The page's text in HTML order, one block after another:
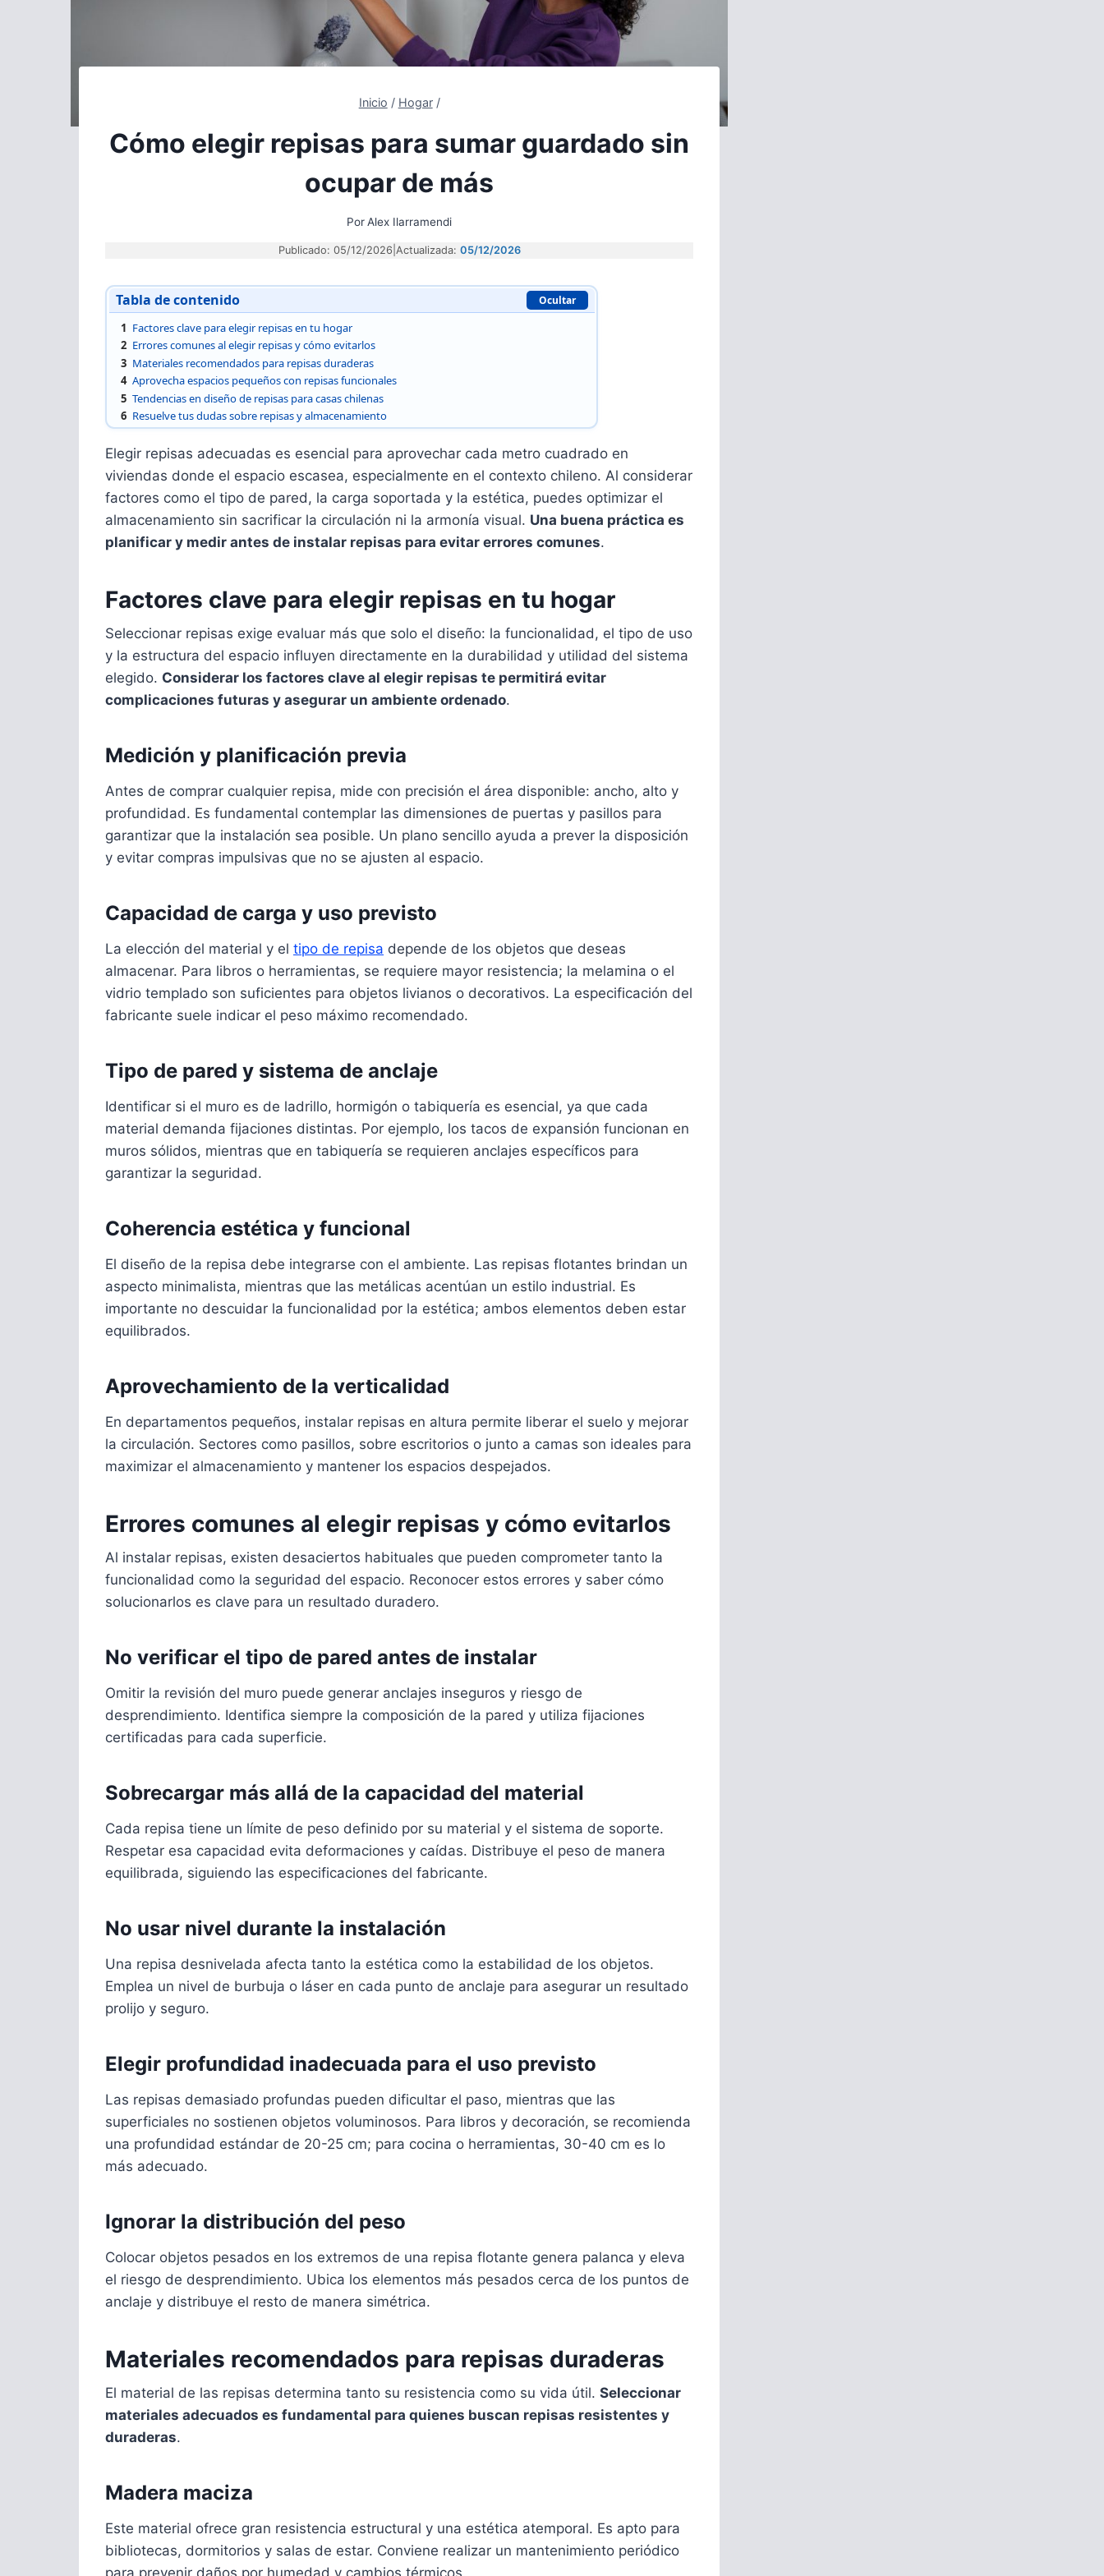
Inicio / Hogar /
Cómo elegir repisas para sumar guardado sin
ocupar de más
Por Alex Ilarramendi
Publicado: 05/12/2026 Actualizada: 05/12/2026
Tabla de contenido Ocultar
1 Factores clave para elegir repisas en tu hogar
2 Errores comunes al elegir repisas y cómo evitarlos
3 Materiales recomendados para repisas duraderas
4 Aprovecha espacios pequeños con repisas funcionales
5 Tendencias en diseño de repisas para casas chilenas
6 Resuelve tus dudas sobre repisas y almacenamiento
Elegir repisas adecuadas es esencial para aprovechar cada metro cuadrado en
viviendas donde el espacio escasea, especialmente en el contexto chileno. Al considerar
factores como el tipo de pared, la carga soportada y la estética, puedes optimizar el
almacenamiento sin sacrificar la circulación ni la armonía visual. Una buena práctica es
planificar y medir antes de instalar repisas para evitar errores comunes.
Factores clave para elegir repisas en tu hogar
Seleccionar repisas exige evaluar más que solo el diseño: la funcionalidad, el tipo de uso
y la estructura del espacio influyen directamente en la durabilidad y utilidad del sistema
elegido. Considerar los factores clave al elegir repisas te permitirá evitar
complicaciones futuras y asegurar un ambiente ordenado.
Medición y planificación previa
Antes de comprar cualquier repisa, mide con precisión el área disponible: ancho, alto y
profundidad. Es fundamental contemplar las dimensiones de puertas y pasillos para
garantizar que la instalación sea posible. Un plano sencillo ayuda a prever la disposición
y evitar compras impulsivas que no se ajusten al espacio.
Capacidad de carga y uso previsto
La elección del material y el tipo de repisa depende de los objetos que deseas
almacenar. Para libros o herramientas, se requiere mayor resistencia; la melamina o el
vidrio templado son suficientes para objetos livianos o decorativos. La especificación del
fabricante suele indicar el peso máximo recomendado.
Tipo de pared y sistema de anclaje
Identificar si el muro es de ladrillo, hormigón o tabiquería es esencial, ya que cada
material demanda fijaciones distintas. Por ejemplo, los tacos de expansión funcionan en
muros sólidos, mientras que en tabiquería se requieren anclajes específicos para
garantizar la seguridad.
Coherencia estética y funcional
El diseño de la repisa debe integrarse con el ambiente. Las repisas flotantes brindan un
aspecto minimalista, mientras que las metálicas acentúan un estilo industrial. Es
importante no descuidar la funcionalidad por la estética; ambos elementos deben estar
equilibrados.
Aprovechamiento de la verticalidad
En departamentos pequeños, instalar repisas en altura permite liberar el suelo y mejorar
la circulación. Sectores como pasillos, sobre escritorios o junto a camas son ideales para
maximizar el almacenamiento y mantener los espacios despejados.
Errores comunes al elegir repisas y cómo evitarlos
Al instalar repisas, existen desaciertos habituales que pueden comprometer tanto la
funcionalidad como la seguridad del espacio. Reconocer estos errores y saber cómo
solucionarlos es clave para un resultado duradero.
No verificar el tipo de pared antes de instalar
Omitir la revisión del muro puede generar anclajes inseguros y riesgo de
desprendimiento. Identifica siempre la composición de la pared y utiliza fijaciones
certificadas para cada superficie.
Sobrecargar más allá de la capacidad del material
Cada repisa tiene un límite de peso definido por su material y el sistema de soporte.
Respetar esa capacidad evita deformaciones y caídas. Distribuye el peso de manera
equilibrada, siguiendo las especificaciones del fabricante.
No usar nivel durante la instalación
Una repisa desnivelada afecta tanto la estética como la estabilidad de los objetos.
Emplea un nivel de burbuja o láser en cada punto de anclaje para asegurar un resultado
prolijo y seguro.
Elegir profundidad inadecuada para el uso previsto
Las repisas demasiado profundas pueden dificultar el paso, mientras que las
superficiales no sostienen objetos voluminosos. Para libros y decoración, se recomienda
una profundidad estándar de 20-25 cm; para cocina o herramientas, 30-40 cm es lo
más adecuado.
Ignorar la distribución del peso
Colocar objetos pesados en los extremos de una repisa flotante genera palanca y eleva
el riesgo de desprendimiento. Ubica los elementos más pesados cerca de los puntos de
anclaje y distribuye el resto de manera simétrica.
Materiales recomendados para repisas duraderas
El material de las repisas determina tanto su resistencia como su vida útil. Seleccionar
materiales adecuados es fundamental para quienes buscan repisas resistentes y
duraderas.
Madera maciza
Este material ofrece gran resistencia estructural y una estética atemporal. Es apto para
bibliotecas, dormitorios y salas de estar. Conviene realizar un mantenimiento periódico